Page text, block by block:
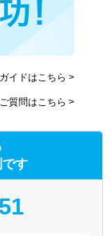
イドはこちら >
質問はこちら >
す